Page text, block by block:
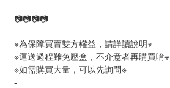
📷📷📷📷
※為保障買賣雙方權益，請詳讀說明※
※運送過程難免壓盒，不介意者再購買唷※
※如需購買大量，可以先詢問※
-